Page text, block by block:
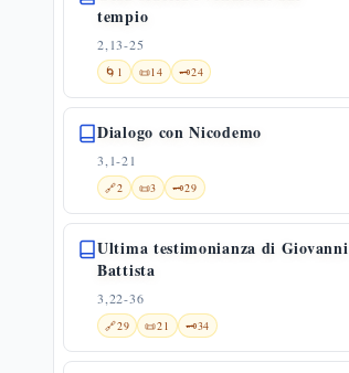
tempio
2,13-25
🌀 1 📜14 🗝️24
Dialogo con Nicodemo
3,1-21
🔗2 📜3 🗝️29
Ultima testimonianza di Giovanni
Battista
3,22-36
🔗29 📜21 🗝️34